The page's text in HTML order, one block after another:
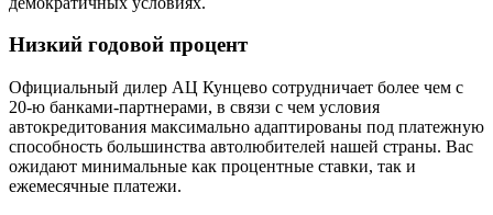
Низкий годовой процент
Официальный дилер АЦ Кунцево сотрудничает более чем с
20-ю банками-партнерами, в связи с чем условия
автокредитования максимально адаптированы под платежную
способность большинства автолюбителей нашей страны. Вас
ожидают минимальные как процентные ставки, так и
ежемесячные платежи.